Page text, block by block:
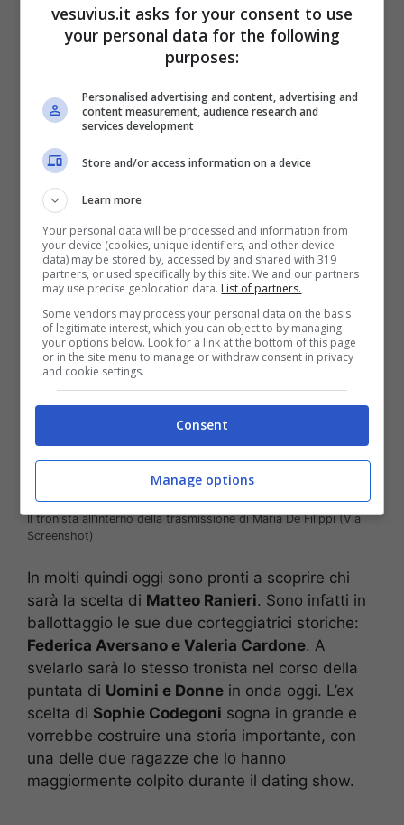
Uomini e Donne,
Matteo Ranieri pronto
alla scelta: chi vincerà
tra Federica e Valeria?
Il tronista all’interno della trasmissione di Maria De Filippi (Via
Screenshot)
In molti quindi oggi sono pronti a scoprire chi
sarà la scelta di Matteo Ranieri. Sono infatti in
ballottaggio le sue due corteggiatrici storiche:
Federica Aversano e Valeria Cardone. A
svelarlo sarà lo stesso tronista nel corso della
puntata di Uomini e Donne in onda oggi. L’ex
scelta di Sophie Codegoni sogna in grande e
vorrebbe costruire una storia importante, con
una delle due ragazze che lo hanno
maggiormente colpito durante il dating show.
vesuvius.it asks for your consent to use
your personal data for the following
purposes:
Personalised advertising and content, advertising and
content measurement, audience research and
services development
Store and/or access information on a device
Learn more
Your personal data will be processed and information from
your device (cookies, unique identifiers, and other device
data) may be stored by, accessed by and shared with 319
partners, or used specifically by this site. We and our partners
may use precise geolocation data. List of partners.
Some vendors may process your personal data on the basis
of legitimate interest, which you can object to by managing
your options below. Look for a link at the bottom of this page
or in the site menu to manage or withdraw consent in privacy
and cookie settings.
Consent
Manage options